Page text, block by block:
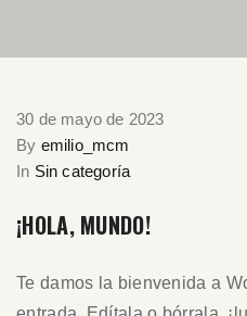
30 de mayo de 2023
By emilio_mcm
In Sin categoría
¡HOLA, MUNDO!
Te damos la bienvenida a